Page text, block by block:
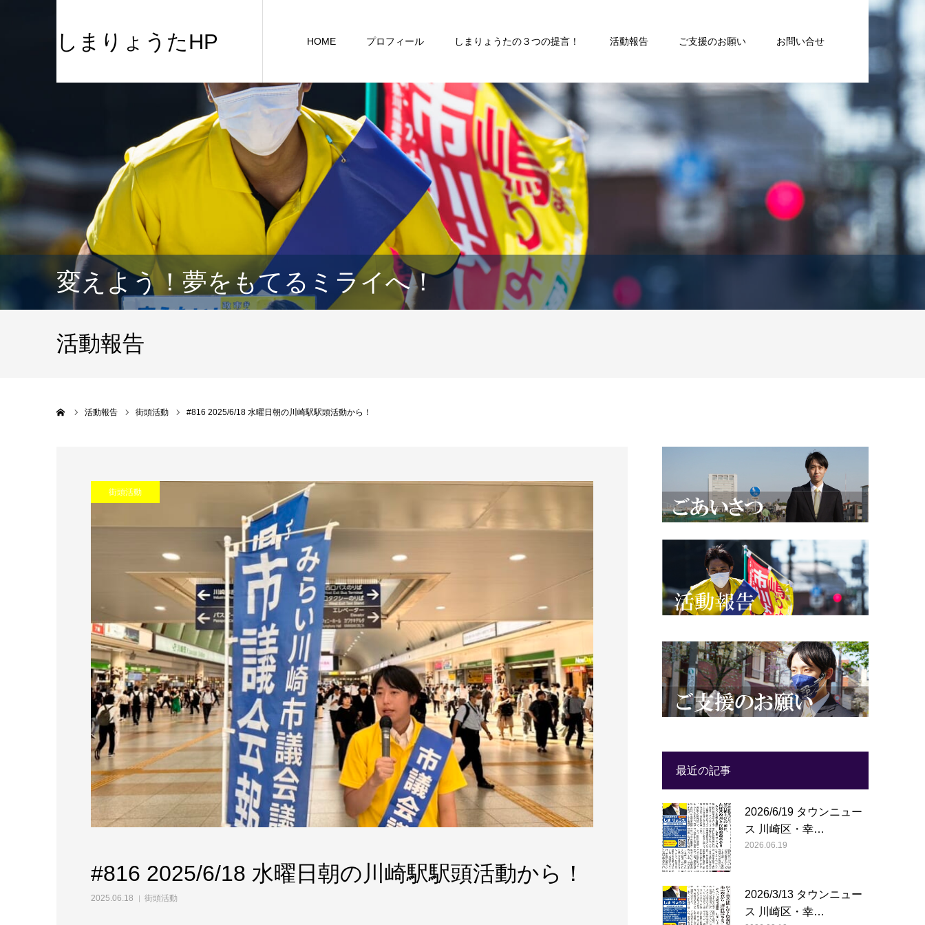
しまりょうたHP HOME プロフィール しまりょうたの３つの提言！ 活動報告 ご支援のお願い お問い合せ
変えよう！夢をもてるミライへ！
活動報告
活動報告 街頭活動 #816 2025/6/18 水曜日朝の川崎駅駅頭活動から！
街頭活動
#816 2025/6/18 水曜日朝の川崎駅駅頭活動から！
2025.06.18 街頭活動
最近の記事
2026/6/19 タウンニュー
ス 川崎区・幸…
2026.06.19
2026/3/13 タウンニュー
ス 川崎区・幸…